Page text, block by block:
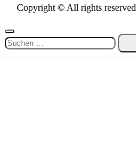
Copyright © All rights reserved
Suchen
nach: